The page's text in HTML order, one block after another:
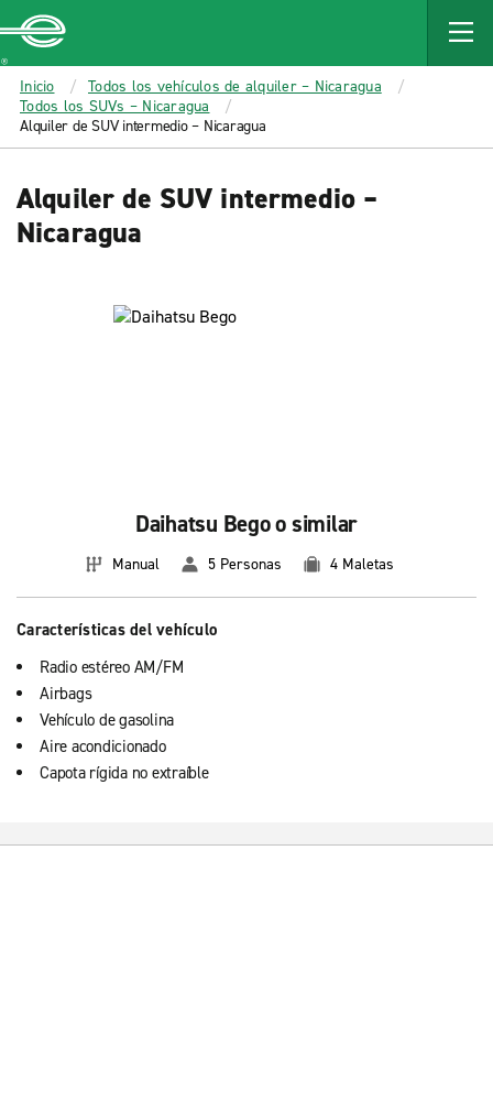
MAIN
CONTENT
Enterprise
Inicio
Todos los vehículos de alquiler – Nicaragua
Todos los SUVs – Nicaragua
Alquiler de SUV intermedio – Nicaragua
Alquiler de SUV intermedio –
Nicaragua
Daihatsu Bego o similar
Manual 5 Personas 4 Maletas
Características del vehículo
Radio estéreo AM/FM
Airbags
Vehículo de gasolina
Aire acondicionado
Capota rígida no extraíble